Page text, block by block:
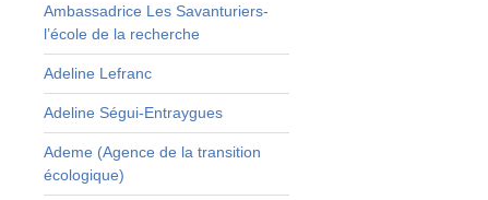
Ambassadrice Les Savanturiers-
l’école de la recherche
Adeline Lefranc
Adeline Ségui-Entraygues
Ademe (Agence de la transition
écologique)